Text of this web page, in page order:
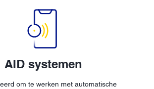
AID systemen
om te werken met automatische